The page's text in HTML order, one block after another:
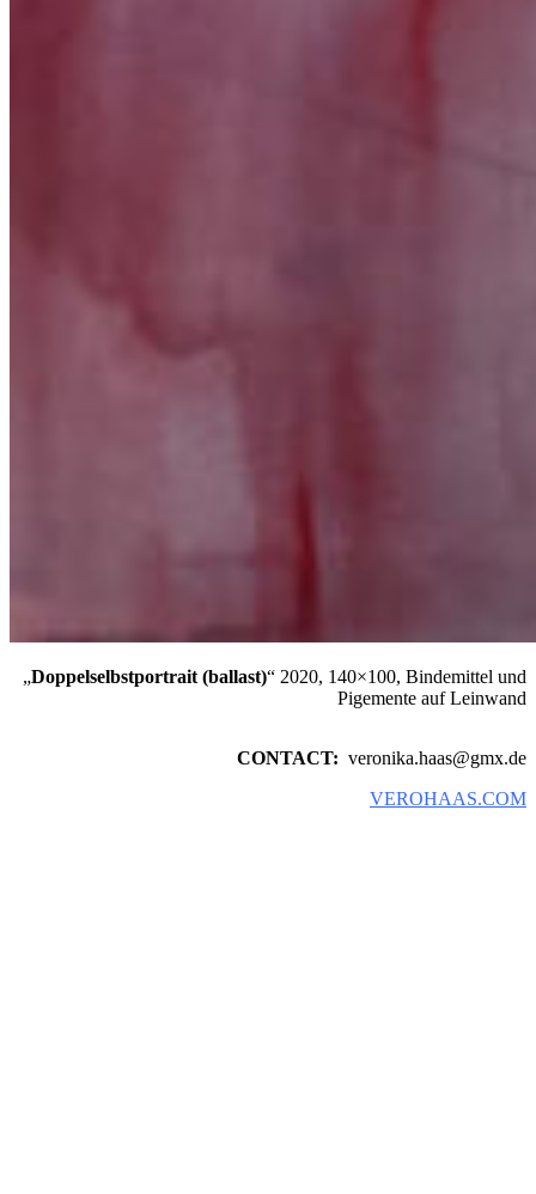
„Doppelselbstportrait (ballast)“ 2020, 140×100, Bindemittel und
Pigemente auf Leinwand
CONTACT: veronika.haas@gmx.de
VEROHAAS.COM